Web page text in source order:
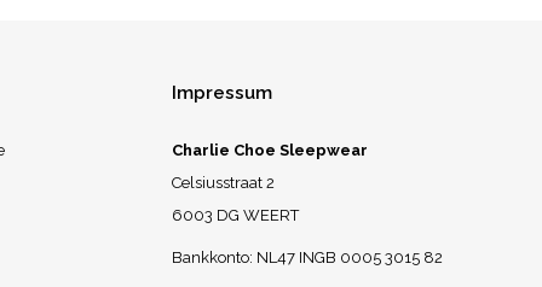
Impressum
Charlie Choe Sleepwear
Celsiusstraat 2
6003 DG WEERT
Bankkonto: NL47 INGB 0005 3015 82